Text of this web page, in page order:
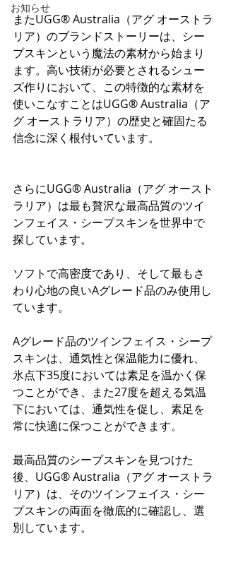
お知らせ
またUGG® Australia（アグ オーストラ
リア）のブランドストーリーは、シー
プスキンという魔法の素材から始まり
ます。高い技術が必要とされるシュー
ズ作りにおいて、この特徴的な素材を
使いこなすことはUGG® Australia（ア
グ オーストラリア）の歴史と確固たる
信念に深く根付いています。
さらにUGG® Australia（アグ オースト
ラリア）は最も贅沢な最高品質のツイ
ンフェイス・シープスキンを世界中で
探しています。
ソフトで高密度であり、そして最もさ
わり心地の良いAグレード品のみ使用し
ています。
Aグレード品のツインフェイス・シープ
スキンは、通気性と保温能力に優れ、
氷点下35度においては素足を温かく保
つことができ、また27度を超える気温
下においては、通気性を促し、素足を
常に快適に保つことができます。
最高品質のシープスキンを見つけた
後、UGG® Australia（アグ オーストラ
リア）は、そのツインフェイス・シー
プスキンの両面を徹底的に確認し、選
別しています。